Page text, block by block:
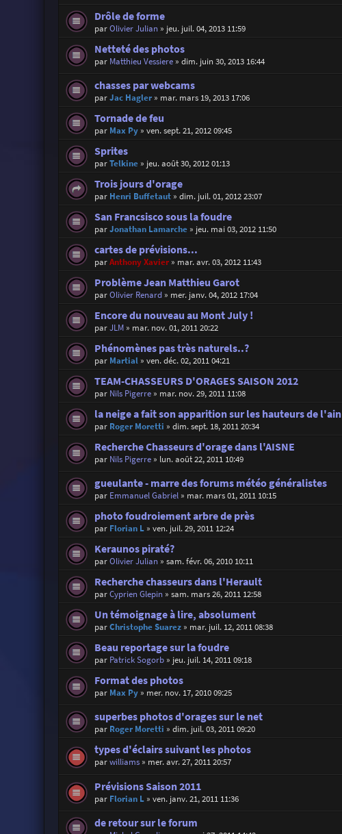
Drôle de forme
parOlivier Julian» jeu. juil. 04, 2013 11:59
Netteté des photos
par Matthieu Vessiere» dim. juin 30, 2013 16:44
chasses par webcams
parJac Hagler» mar. mars 19, 2013 17:06
Tornade de feu
par Max Py» ven. sept. 21, 2012 09:45
Sprites
parTelkine» jeu. août 30, 2012 01:13
Trois jours d'orage
par Henri Buffetaut» dim. juil. 01, 2012 23:07
San Francsisco sous la foudre
parJonathan Lamarche» jeu. mai 03, 2012 11:50
cartes de prévisions...
parAnthony Xavier» mar. avr. 03, 2012 11:43
Problème Jean Matthieu Garot
parOlivier Renard» mer. janv. 04, 2012 17:04
Encore du nouveau au Mont July !
parJLM» mar. nov. 01, 2011 20:22
Phénomènes pas très naturels..?
par Martial» ven. déc. 02, 2011 04:21
TEAM-CHASSEURS D'ORAGES SAISON 2012
par Nils Pigerre» mar. nov. 29, 2011 11:08
la neige a fait son apparition sur les hauteurs de l'ain
par Roger Moretti » dim. sept. 18, 2011 20:34
Recherche Chasseurs d'orage dans l'AISNE
par Nils Pigerre» lun. août 22, 2011 10:49
gueulante - marre des forums météo généralistes
par Emmanuel Gabriel» mar. mars 01, 2011 10:15
photo foudroiement arbre de près
par Florian L» ven. juil. 29, 2011 12:24
Keraunos piraté?
parOlivier Julian» sam. févr. 06, 2010 10:11
Recherche chasseurs dans l'Herault
parCyprien Glepin» sam. mars 26, 2011 12:58
Un témoignage à lire, absolument
parChristophe Suarez» mar. juil. 12, 2011 08:38
Beau reportage sur la foudre
par Patrick Sogorb» jeu. juil. 14, 2011 09:18
Format des photos
par Max Py» mer. nov. 17, 2010 09:25
superbes photos d'orages sur le net
par Roger Moretti » dim. juil. 03, 2011 09:20
types d'éclairs suivant les photos
parwilliams» mer. avr. 27, 2011 20:57
Prévisions Saison 2011
par Florian L» ven. janv. 21, 2011 11:36
de retour sur le forum